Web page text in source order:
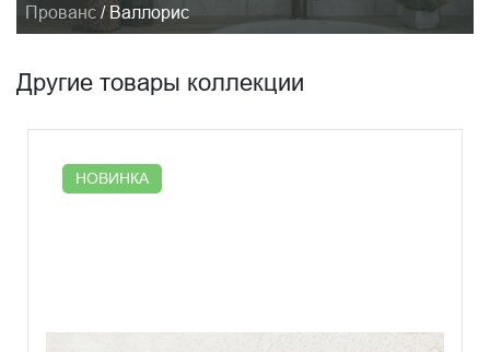
Прованс / Валлорис
Другие товары коллекции
НОВИНКА